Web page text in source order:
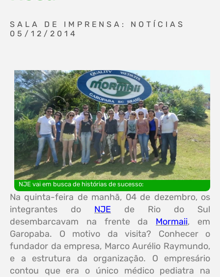
SALA DE IMPRENSA: NOTÍCIAS
05/12/2014
NJE vai em busca de histórias de sucesso:
Na quinta-feira de manhã, 04 de dezembro, os
integrantes do NJE de Rio do Sul
desembarcavam na frente da Mormaii, em
Garopaba. O motivo da visita? Conhecer o
fundador da empresa, Marco Aurélio Raymundo,
e a estrutura da organização. O empresário
contou que era o único médico pediatra na